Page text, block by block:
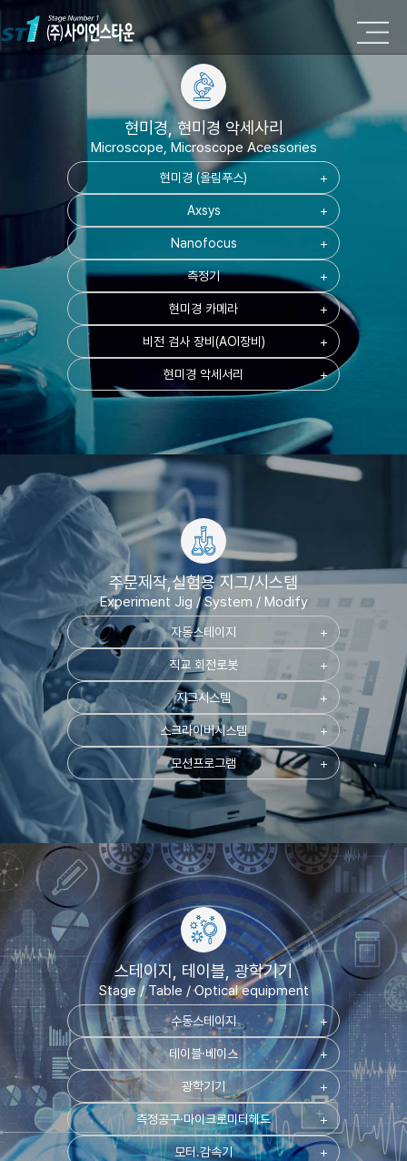
현미경, 현미경 악세사리
Microscope, Microscope Acessories
현미경 (올림푸스) add
Axsys add
Nanofocus add
측정기 add
현미경 카메라 add
비전 검사 장비(AOI장비) add
현미경 악세서리 add
주문제작,실험용 지그/시스템
Experiment Jig / System / Modify
자동스테이지 add
직교 회전로봇 add
지그시스템 add
스크라이버시스템 add
모션프로그램 add
스테이지, 테이블, 광학기기
Stage / Table / Optical equipment
수동스테이지 add
테이블·베이스 add
광학기기 add
측정공구·마이크로미터헤드 add
모터.감속기 add